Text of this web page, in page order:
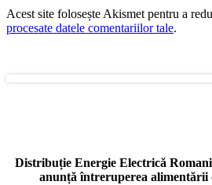
Acest site folosește Akismet pentru a
procesate datele comentariilor tale.
Distribuție Energie Electrică
anunță întreruperea alimentării